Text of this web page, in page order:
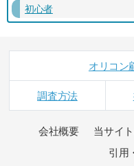
初心者
オリコン
調査方法
会社概要 当サイ
引用